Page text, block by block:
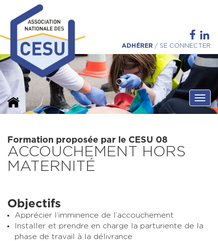
ADHÉRER / SE CONNECTER
Formation proposée par le CESU 08
ACCOUCHEMENT HORS
MATERNITÉ
Objectifs
Apprécier l’imminence de l’accouchement
Installer et prendre en charge la parturiente de la
phase de travail à la délivrance